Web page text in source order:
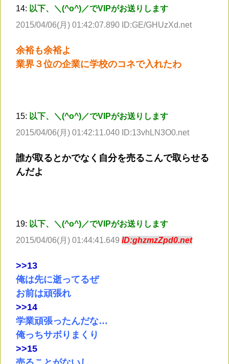
14: 以下、＼(^o^)／でVIPがお送りします
2015/04/06(月) 01:42:07.890 ID:GE/GHUzXd.net
余裕も余裕よ
業界３位の企業に学校のコネで入れたわ
15: 以下、＼(^o^)／でVIPがお送りします
2015/04/06(月) 01:42:11.040 ID:13vhLN3O0.net
誰が取るとかでなく自分を売るこんで取らせる
んだよ
19: 以下、＼(^o^)／でVIPがお送りします
2015/04/06(月) 01:44:41.649 ID:ghzmzZpd0.net
>>13
俺は先に逝ってるぜ
お前は頑張れ
>>14
学業頑張ったんだな…
俺っちサボりまくり
>>15